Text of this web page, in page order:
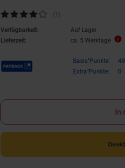
Kundenbewertung: 4 von 5 Sternen
(1 Kundenbewertungen
)
Verfügbarkeit:
Auf Lager
Lieferzeit:
ca. 5 Werktage
Payback Punkte Basis°Punkte:
49
Extra°Punkte:
0
In